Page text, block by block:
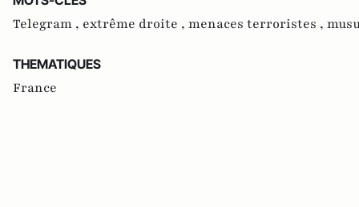
Telegram , extrême droite , menaces terroristes ,
THEMATIQUES
France